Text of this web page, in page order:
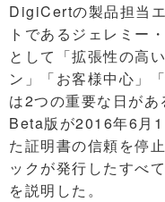
DigiCertの製品担当
トであるジェレミー
として「拡張性の高
ン」「お客様中心」
は2つの重要な日が
Beta版が2016年6月
た証明書の信頼を停
ックが発行したすべ
を説明した。